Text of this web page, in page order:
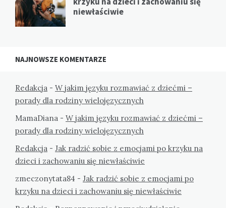
niewłaściwie
NAJNOWSZE KOMENTARZE
Redakcja - W jakim języku rozmawiać z dziećmi –
porady dla rodziny wielojęzycznych
MamaDiana - W jakim języku rozmawiać z dziećmi –
porady dla rodziny wielojęzycznych
Redakcja - Jak radzić sobie z emocjami po krzyku na
dzieci i zachowaniu się niewłaściwie
zmeczonytata84 - Jak radzić sobie z emocjami po
krzyku na dzieci i zachowaniu się niewłaściwie